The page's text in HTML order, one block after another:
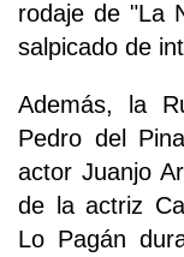
rodaje de "La
salpicado de
Además, la
Pedro del
actor Juanjo
de la actriz
Lo Pagán